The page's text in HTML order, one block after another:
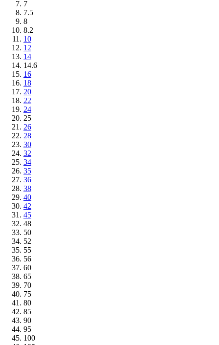
7
7.5
8
8.2
10
12
14
14.6
16
18
20
22
24
25
26
28
30
32
34
35
36
38
40
42
45
48
50
52
55
56
60
65
70
75
80
85
90
95
100